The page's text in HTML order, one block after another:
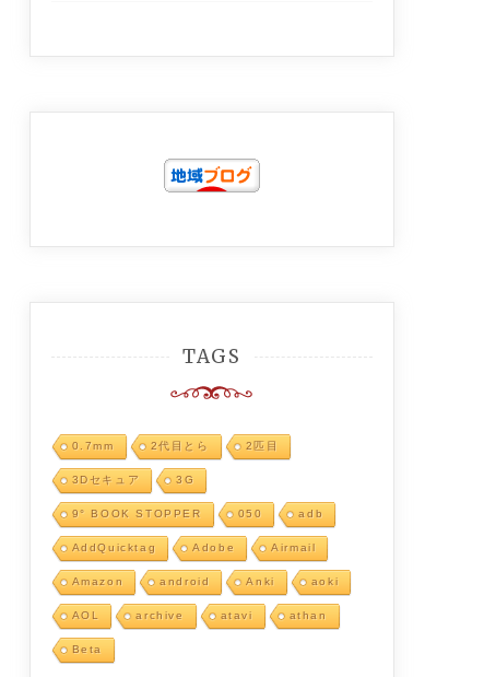
TAGS
0.7mm 2代目とら 2匹目
3Dセキュア 3G
9° BOOK STOPPER 050 adb
AddQuicktag Adobe Airmail
Amazon android Anki aoki
AOL archive atavi athan
Beta